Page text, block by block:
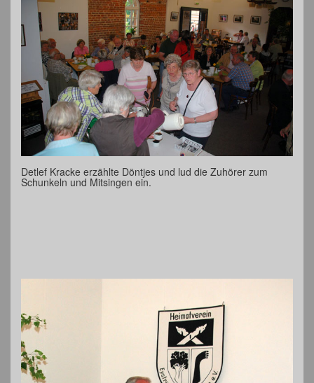
Detlef Kracke erzählte Döntjes und lud die Zuhörer zum
Schunkeln und Mitsingen ein.